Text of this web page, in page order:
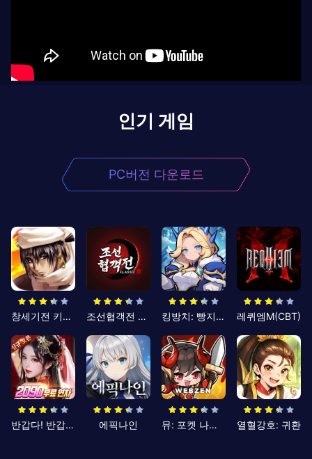
인기 게임
PC버전 다운로드
창세기전 키우기 조선협객전 클래식 킹방치: 빵지의 제왕 레퀴엠M(CBT)
반갑다! 반갑삼국지 에픽나인 뮤: 포켓 나이츠 열혈강호: 귀환